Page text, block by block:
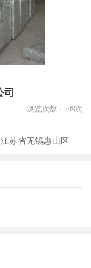
司
浏览次数： 249次
江苏省无锡惠山区